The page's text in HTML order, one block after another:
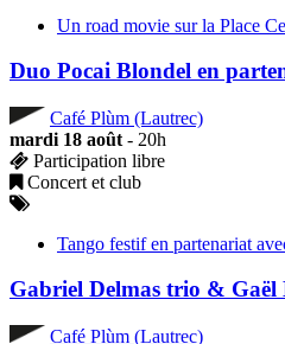
Un road movie sur la Place
Duo Pocai Blondel en
Café Plùm (Lautrec)
mardi 18 août - 20h
Participation libre
Concert et club
Tango festif en partenariat
Gabriel Delmas trio & Gaël
Café Plùm (Lautrec)